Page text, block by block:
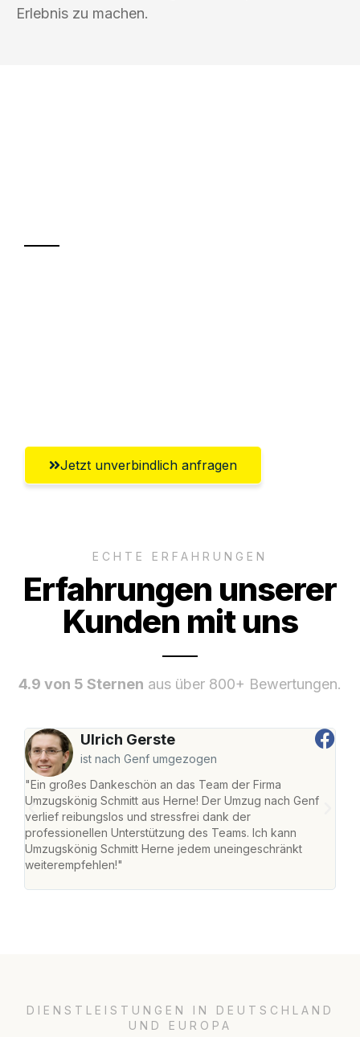
Erlebnis zu machen.
Jetzt unverbindlich anfragen
ECHTE ERFAHRUNGEN
Erfahrungen unserer
Kunden mit uns
4.9 von 5 Sternen aus über 800+ Bewertungen.
Ulrich Gerste
ist nach Genf umgezogen
"Ein großes Dankeschön an das Team der Firma
Umzugskönig Schmitt aus Herne! Der Umzug nach Genf
verlief reibungslos und stressfrei dank der
professionellen Unterstützung des Teams. Ich kann
Umzugskönig Schmitt Herne jedem uneingeschränkt
weiterempfehlen!"
DIENSTLEISTUNGEN IN DEUTSCHLAND
UND EUROPA